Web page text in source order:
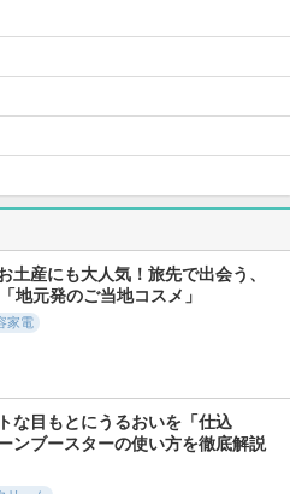
ハナサク パ
シ
UNIQREE ドライ
316件
ンコットン
6.3
土産にも大人気！旅先で出会う、
地元発のご当地コスメ」
家電
な目もとにうるおいを「仕込
ンブースターの使い方を徹底解説